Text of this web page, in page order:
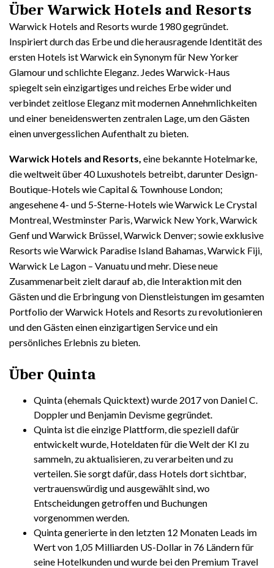
Über Warwick Hotels and Resorts
Warwick Hotels and Resorts wurde 1980 gegründet.
Inspiriert durch das Erbe und die herausragende Identität des
ersten Hotels ist Warwick ein Synonym für New Yorker
Glamour und schlichte Eleganz. Jedes Warwick-Haus
spiegelt sein einzigartiges und reiches Erbe wider und
verbindet zeitlose Eleganz mit modernen Annehmlichkeiten
und einer beneidenswerten zentralen Lage, um den Gästen
einen unvergesslichen Aufenthalt zu bieten.
Warwick Hotels and Resorts, eine bekannte Hotelmarke,
die weltweit über 40 Luxushotels betreibt, darunter Design-
Boutique-Hotels wie Capital & Townhouse London;
angesehene 4- und 5-Sterne-Hotels wie Warwick Le Crystal
Montreal, Westminster Paris, Warwick New York, Warwick
Genf und Warwick Brüssel, Warwick Denver; sowie exklusive
Resorts wie Warwick Paradise Island Bahamas, Warwick Fiji,
Warwick Le Lagon – Vanuatu und mehr. Diese neue
Zusammenarbeit zielt darauf ab, die Interaktion mit den
Gästen und die Erbringung von Dienstleistungen im gesamten
Portfolio der Warwick Hotels and Resorts zu revolutionieren
und den Gästen einen einzigartigen Service und ein
persönliches Erlebnis zu bieten.
Über Quinta
Quinta (ehemals Quicktext) wurde 2017 von Daniel C.
Doppler und Benjamin Devisme gegründet.
Quinta ist die einzige Plattform, die speziell dafür
entwickelt wurde, Hoteldaten für die Welt der KI zu
sammeln, zu aktualisieren, zu verarbeiten und zu
verteilen. Sie sorgt dafür, dass Hotels dort sichtbar,
vertrauenswürdig und ausgewählt sind, wo
Entscheidungen getroffen und Buchungen
vorgenommen werden.
Quinta generierte in den letzten 12 Monaten Leads im
Wert von 1,05 Milliarden US-Dollar in 76 Ländern für
seine Hotelkunden und wurde bei den Premium Travel